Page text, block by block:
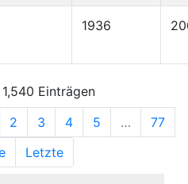
1936
Einträgen
2 3 4 5 …
77
Letzte